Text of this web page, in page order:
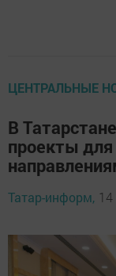
ЦЕНТРАЛЬНЫЕ
В
проекты для
Татар-информ,